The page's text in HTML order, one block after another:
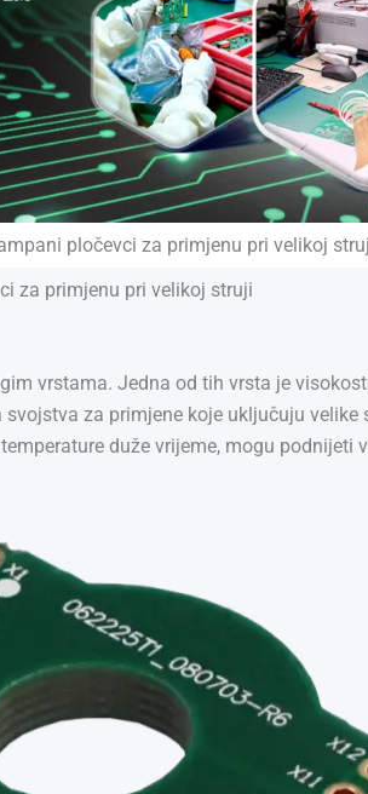
pločevci za primjenu pri velikoj
za primjenu pri velikoj struji
vrstama. Jedna od tih vrsta je
za primjene koje uključuju
duže vrijeme, mogu podnijeti